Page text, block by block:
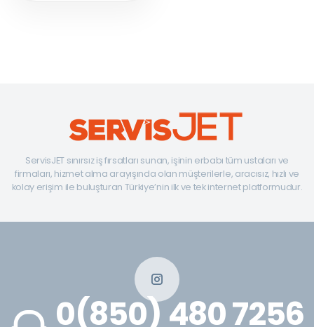
ServisJET sınırsız iş fırsatları sunan, işinin erbabı tüm ustaları ve
firmaları, hizmet alma arayışında olan müşterilerle, aracısız, hızlı ve
kolay erişim ile buluşturan Türkiye’nin ilk ve tek internet platformudur.
0(850) 480 7256